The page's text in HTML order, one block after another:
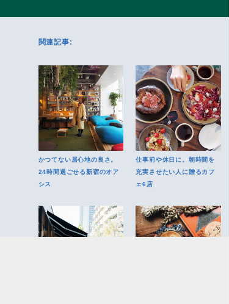
関連記事:
かつてない居心地の良さ。
24時間過ごせる新宿のオア
シス
仕事前や休日に。朝時間を
充実させたい人に贈るカフ
ェ6店